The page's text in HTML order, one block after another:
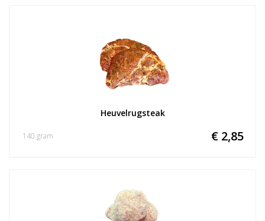
Heuvelrugsteak
€ 2,85
140 gram